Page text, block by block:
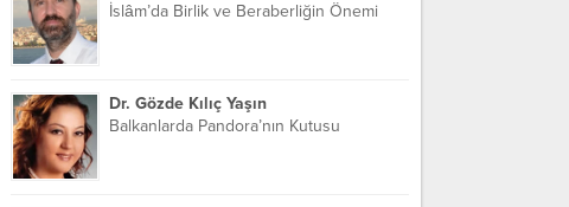
İslâm’da Birlik ve Beraberliğin Önemi
Dr. Gözde Kılıç Yaşın
Balkanlarda Pandora’nın Kutusu